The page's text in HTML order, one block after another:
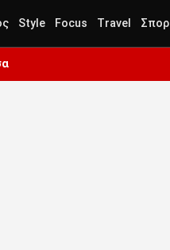
Style Focus Travel Σπορ